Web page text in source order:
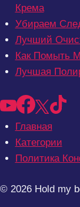
Крема
Убираем
Лучший
Как Помыть
Лучшая
Главная
Категории
Политика
© 2026 Hold my